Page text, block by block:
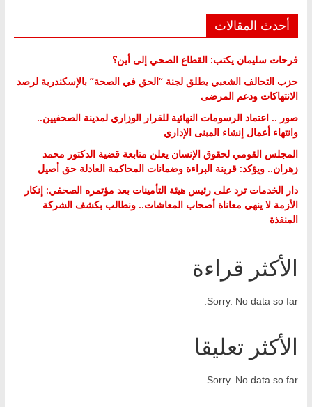
أحدث المقالات
فرحات سليمان يكتب: القطاع الصحي إلى أين؟
حزب التحالف الشعبي يطلق لجنة “الحق في الصحة” بالإسكندرية لرصد
الانتهاكات ودعم المرضى
صور .. اعتماد الرسومات النهائية للقرار الوزاري لمدينة الصحفيين..
وانتهاء أعمال إنشاء المبنى الإداري
المجلس القومي لحقوق الإنسان يعلن متابعة قضية الدكتور محمد
زهران.. ويؤكد: قرينة البراءة وضمانات المحاكمة العادلة حق أصيل
دار الخدمات ترد على رئيس هيئة التأمينات بعد مؤتمره الصحفي: إنكار
الأزمة لا ينهي معاناة أصحاب المعاشات.. ونطالب بكشف الشركة
المنفذة
الأكثر قراءة
Sorry. No data so far.
الأكثر تعليقا
Sorry. No data so far.